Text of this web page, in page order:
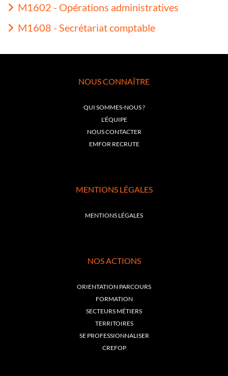
M1602 - Opérations administratives
M1608 - Secrétariat comptable
NOUS CONNAÎTRE
QUI SOMMES-NOUS ?
L'ÉQUIPE
NOUS CONTACTER
EMFOR RECRUTE
MENTIONS LÉGALES
MENTIONS LÉGALES
NOS ACTIONS
ORIENTATION PARCOURS
FORMATION
SECTEURS MÉTIERS
TERRITOIRES
SE PROFESSIONNALISER
CREFOP